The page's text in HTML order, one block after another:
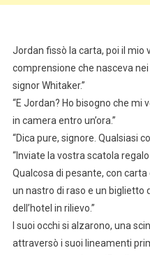
Jordan fissò la carta, poi il mio
comprensione che nasceva nei
signor Whitaker.”
“E Jordan? Ho bisogno che mi
in camera entro un’ora.”
“Dica pure, signore. Qualsiasi
“Inviate la vostra scatola
Qualcosa di pesante, con
un nastro di raso e un biglietto
dell’hotel in rilievo.”
I suoi occhi si alzarono, una
attraversò i suoi lineamenti